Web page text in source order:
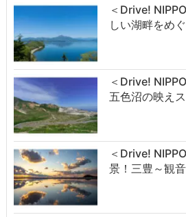
＜Drive!
しい湖畔をめ
＜Drive!
五色沼の映え
＜Drive!
景！三豊～観